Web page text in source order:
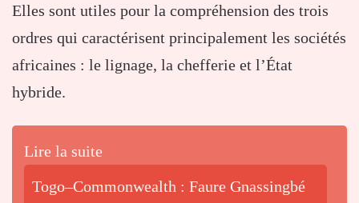
Elles sont utiles pour la compréhension des trois
ordres qui caractérisent principalement les sociétés
africaines : le lignage, la chefferie et l’État
hybride.
Lire la suite
Togo–Commonwealth : Faure Gnassingbé